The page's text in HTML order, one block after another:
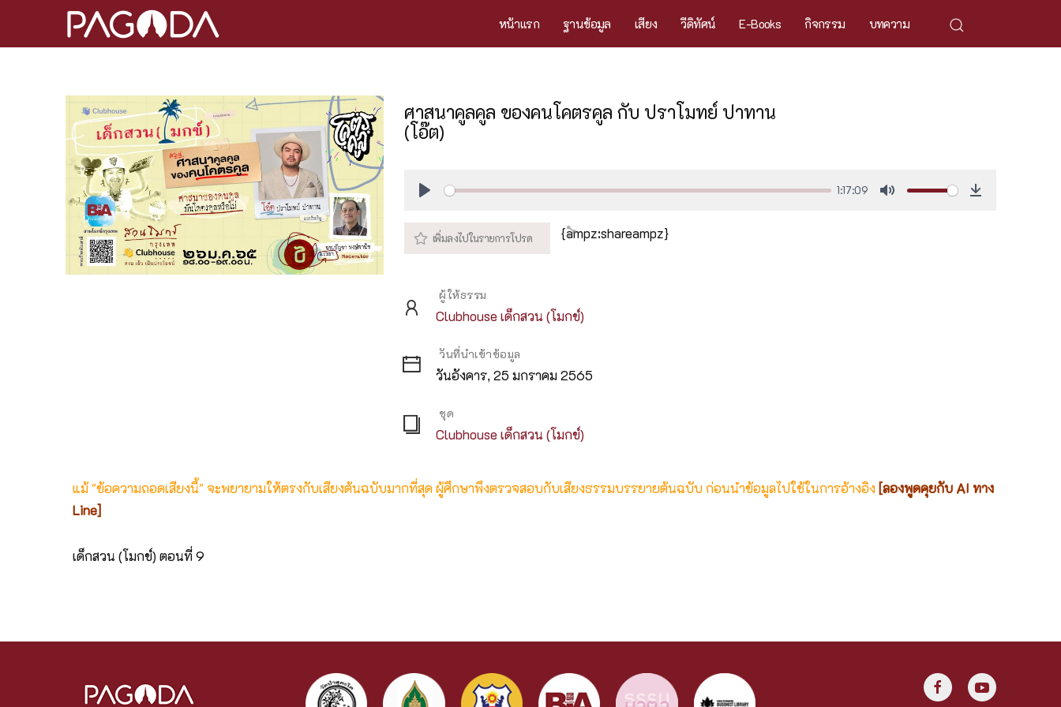
หน้าแรก ฐานข้อมูล เสียง วีดิทัศน์ E-Books กิจกรรม บทความ
ศาสนาคูลคูล ของคนโคตรคูล กับ ปราโมทย์ ปาทาน
(โอ๊ต)
1:17:09
{ampz:shareampz}
ผู้ให้ธรรม
Clubhouse เด็กสวน (โมกข์)
วันที่นำเข้าข้อมูล
วันอังคาร, 25 มกราคม 2565
ชุด
Clubhouse เด็กสวน (โมกข์)
แม้ "ข้อความถอดเสียงนี้" จะพยายามให้ตรงกับเสียงต้นฉบับมากที่สุด ผู้ศึกษาพึงตรวจสอบกับเสียงธรรมบรรยายต้นฉบับ ก่อนนำข้อมูลไปใช้ในการอ้างอิง [ลองพูดคุยกับ AI ทาง
Line]
เด็กสวน (โมกข์) ตอนที่ 9